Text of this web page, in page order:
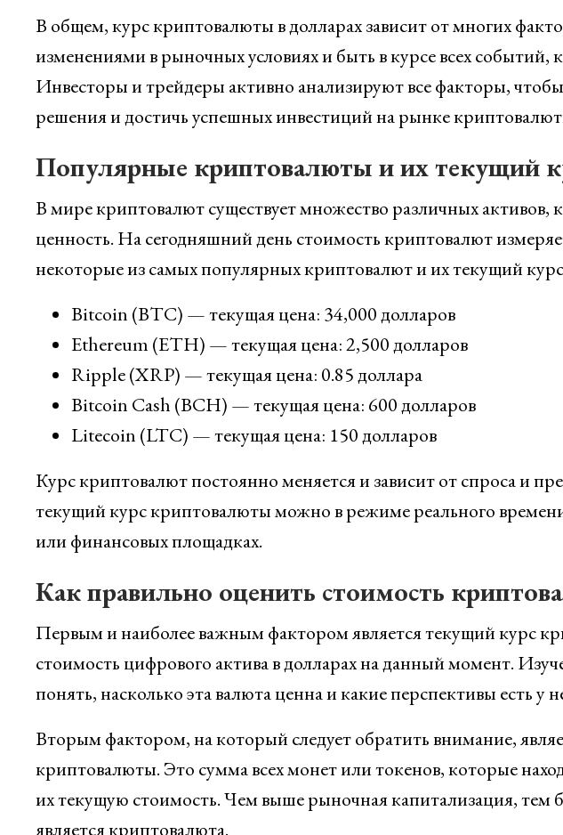
В общем, курс криптовалюты в долларах зависит от многих
изменениями в рыночных условиях и быть в курсе всех событий,
Инвесторы и трейдеры активно анализируют все факторы,
решения и достичь успешных инвестиций на рынке
Популярные криптовалюты и их текущий
В мире криптовалют существует множество различных
ценность. На сегодняшний день стоимость криптовалют
некоторые из самых популярных криптовалют и их текущий
Bitcoin (BTC) — текущая цена: 34,000 долларов
Ethereum (ETH) — текущая цена: 2,500 долларов
Ripple (XRP) — текущая цена: 0.85 доллара
Bitcoin Cash (BCH) — текущая цена: 600 долларов
Litecoin (LTC) — текущая цена: 150 долларов
Курс криптовалют постоянно меняется и зависит от спроса и
текущий курс криптовалюты можно в режиме реального
или финансовых площадках.
Как правильно оценить стоимость
Первым и наиболее важным фактором является текущий курс
стоимость цифрового актива в долларах на данный момент.
понять, насколько эта валюта ценна и какие перспективы есть у
Вторым фактором, на который следует обратить внимание,
криптовалюты. Это сумма всех монет или токенов, которые
их текущую стоимость. Чем выше рыночная капитализация, тем
является криптовалюта.